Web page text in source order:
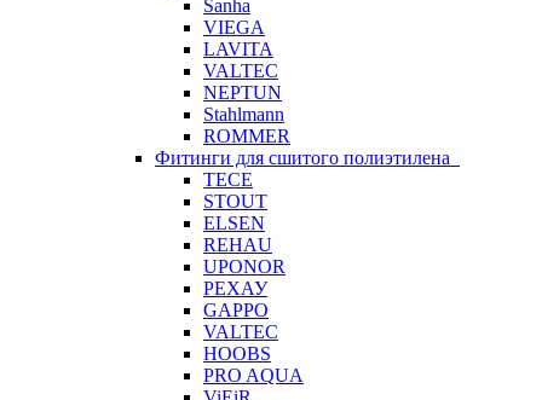
Sanha
VIEGA
LAVITA
VALTEC
NEPTUN
Stahlmann
ROMMER
Фитинги для сшитого полиэтилена
TECE
STOUT
ELSEN
REHAU
UPONOR
РЕХАУ
GAPPO
VALTEC
HOOBS
PRO AQUA